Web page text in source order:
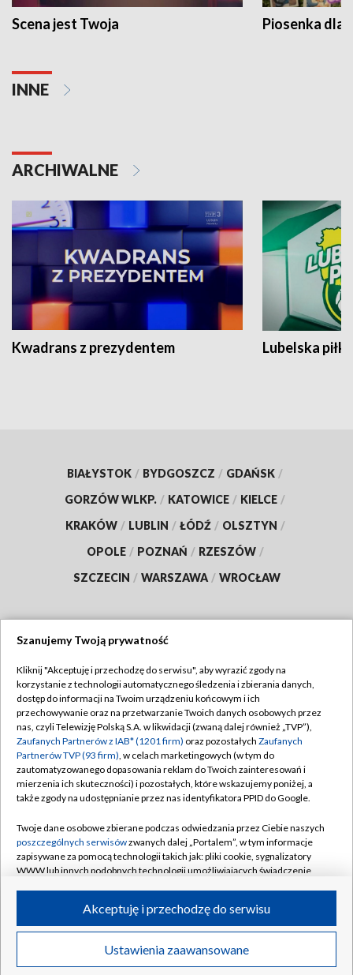
Scena jest Twoja Piosenka dla
INNE
ARCHIWALNE
Kwadrans z prezydentem Lubelska piłka
BIAŁYSTOK / BYDGOSZCZ / GDAŃSK /
GORZÓW WLKP. / KATOWICE / KIELCE /
KRAKÓW / LUBLIN / ŁÓDŹ / OLSZTYN /
OPOLE / POZNAŃ / RZESZÓW /
SZCZECIN / WARSZAWA / WROCŁAW
TVP
Abonament TVP
Emisja w TVP
Centrum informacji TVP
Naziemna Telewizja Cyfrowa
Rada Programowa
System NOS
Informacje o nadawcy
Program dla prasy
Ogłoszenie przetargowe
Regulamin TVP
Polityka prywatności
Moje zgody
Pomoc
Kontakt
Kanały
©2026 Telewizja Polska S.A. w likwidacji
Szanujemy Twoją prywatność
Kliknij "Akceptuję i przechodzę do serwisu", aby wyrazić zgody na
korzystanie z technologii automatycznego śledzenia i zbierania danych,
dostęp do informacji na Twoim urządzeniu końcowym i ich
przechowywanie oraz na przetwarzanie Twoich danych osobowych przez
nas, czyli Telewizję Polską S.A. w likwidacji (zwaną dalej również „TVP”),
Zaufanych Partnerów z IAB* (1201 firm) oraz pozostałych Zaufanych
Partnerów TVP (93 firm), w celach marketingowych (w tym do
zautomatyzowanego dopasowania reklam do Twoich zainteresowań i
mierzenia ich skuteczności) i pozostałych, które wskazujemy poniżej, a
także zgody na udostępnianie przez nas identyfikatora PPID do Google.
Twoje dane osobowe zbierane podczas odwiedzania przez Ciebie naszych
poszczególnych serwisówzwanych dalej „Portalem”, w tym informacje
zapisywane za pomocą technologii takich jak: pliki cookie, sygnalizatory
WWW lub innych podobnych technologii umożliwiających świadczenie
ruchu w Internecie.
Twoje dane osobowe zbierane podczas odwiedzania przez Ciebie
poszczególnych serwisówna Portalu, takie jak adresy IP, identyfikatory
Ustawienia zaawansowane
Akceptuję i przechodzę do serwisu